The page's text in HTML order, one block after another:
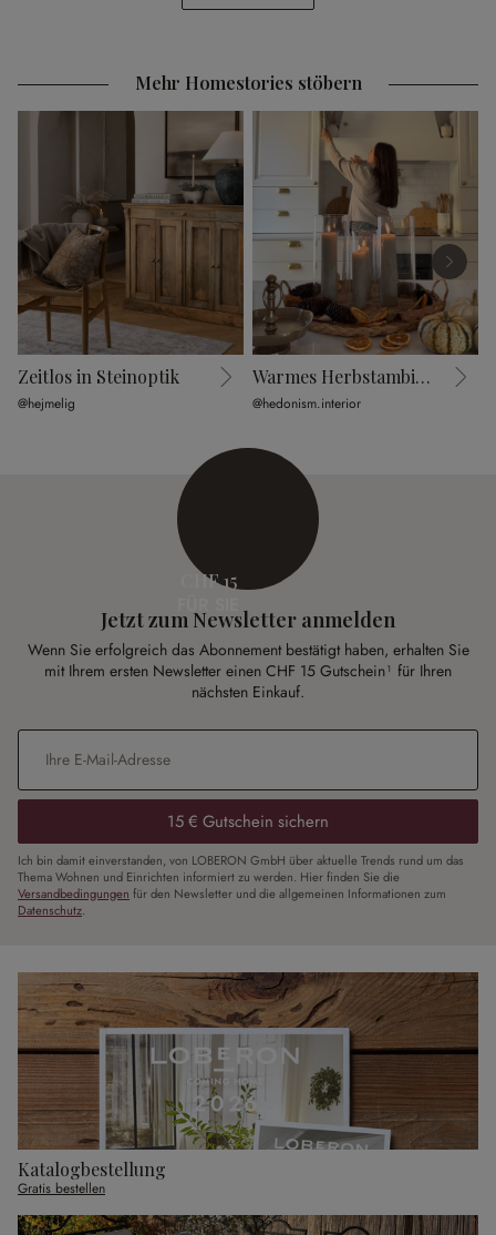
Mehr Homestories stöbern
Zeitlos in Steinoptik
@hejmelig
Warmes Herbstambiente
@hedonism.interior
CHF 15
Jetzt zum Newsletter anmelden
Wenn Sie erfolgreich das Abonnement bestätigt haben, erhalten Sie
mit Ihrem ersten Newsletter einen CHF 15 Gutschein¹ für Ihren
nächsten Einkauf.
E-Mail-Adresse
15 € Gutschein sichern
Ich bin damit einverstanden, von LOBERON GmbH über aktuelle Trends rund um das
Thema Wohnen und Einrichten informiert zu werden. Hier finden Sie die
Versandbedingungen für den Newsletter und die allgemeinen Informationen zum
Datenschutz.
Katalogbestellung
Gratis bestellen